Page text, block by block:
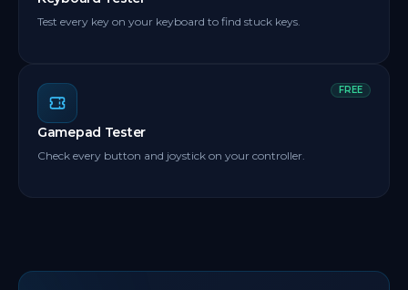
Test every key on your keyboard to find stuck keys.
FREE
Gamepad Tester
Check every button and joystick on your controller.